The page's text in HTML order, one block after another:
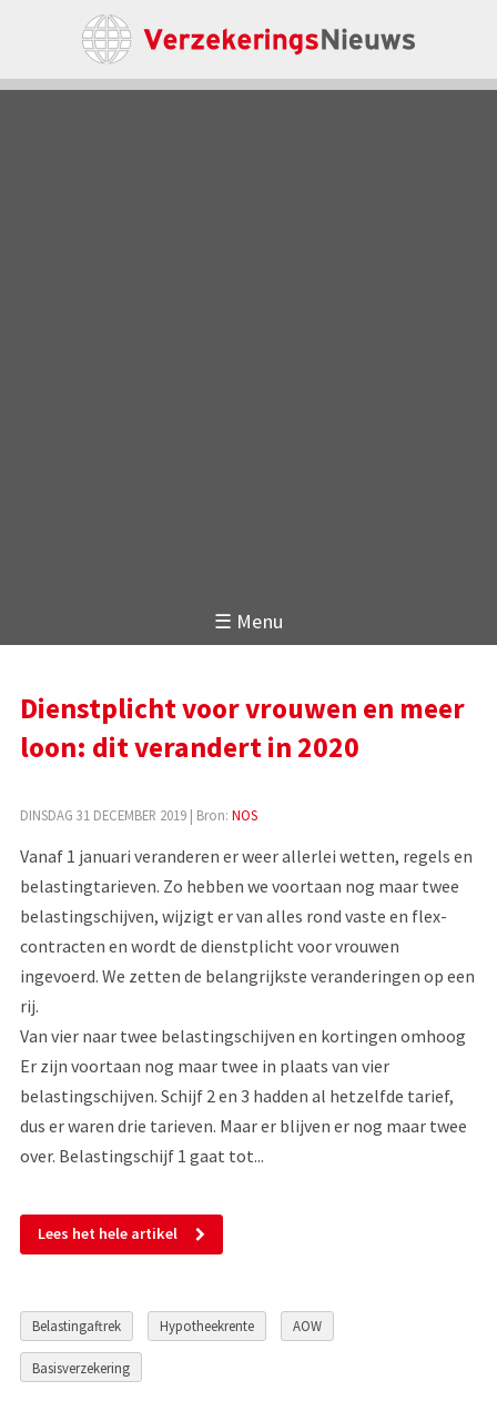
☰ Menu
Dienstplicht voor vrouwen en meer
loon: dit verandert in 2020
DINSDAG 31 DECEMBER 2019| Bron: NOS
Vanaf 1 januari veranderen er weer allerlei wetten, regels en
belastingtarieven. Zo hebben we voortaan nog maar twee
belastingschijven, wijzigt er van alles rond vaste en flex-
contracten en wordt de dienstplicht voor vrouwen
ingevoerd. We zetten de belangrijkste veranderingen op een
rij.
Van vier naar twee belastingschijven en kortingen omhoog
Er zijn voortaan nog maar twee in plaats van vier
belastingschijven. Schijf 2 en 3 hadden al hetzelfde tarief,
dus er waren drie tarieven. Maar er blijven er nog maar twee
over. Belastingschijf 1 gaat tot...
Lees het hele artikel
Belastingaftrek Hypotheekrente AOW
Basisverzekering